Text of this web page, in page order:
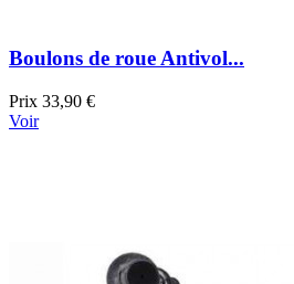
Boulons de roue Antivol...
Prix 33,90 €
Voir